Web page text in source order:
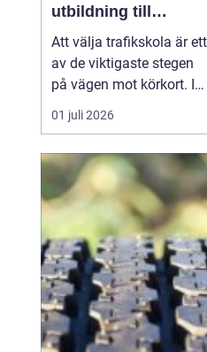
utbildning till
körkortet
Att välja trafikskola är ett
av de viktigaste stegen
på vägen mot körkort. I
Borlänge finns flera
alternativ, men
kan vara stora. Den som
vill hitta en trafikskola i
Borlänge som passar
både plånbok, tidsplan
och sätt att lära...
01 juli 2026